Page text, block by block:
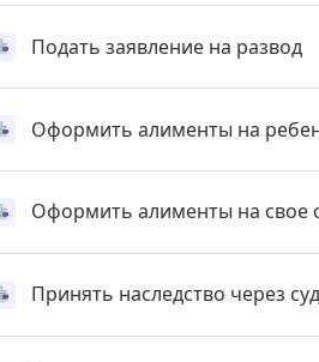
Подать заявление на развод
Оформить алименты на
Оформить алименты на свое
Принять наследство через суд